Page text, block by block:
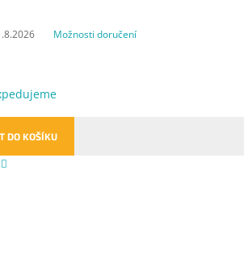
Možnosti doručení
DO KOŠÍKU